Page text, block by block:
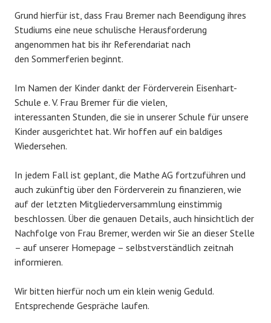
Grund hierfür ist, dass Frau Bremer nach Beendigung ihres
Studiums eine neue schulische Herausforderung
angenommen hat bis ihr Referendariat nach
den Sommerferien beginnt.
Im Namen der Kinder dankt der Förderverein Eisenhart-
Schule e. V. Frau Bremer für die vielen,
interessanten Stunden, die sie in unserer Schule für unsere
Kinder ausgerichtet hat. Wir hoffen auf ein baldiges
Wiedersehen.
In jedem Fall ist geplant, die Mathe AG fortzuführen und
auch zukünftig über den Förderverein zu finanzieren, wie
auf der letzten Mitgliederversammlung einstimmig
beschlossen. Über die genauen Details, auch hinsichtlich der
Nachfolge von Frau Bremer, werden wir Sie an dieser Stelle
– auf unserer Homepage – selbstverständlich zeitnah
informieren.
Wir bitten hierfür noch um ein klein wenig Geduld.
Entsprechende Gespräche laufen.